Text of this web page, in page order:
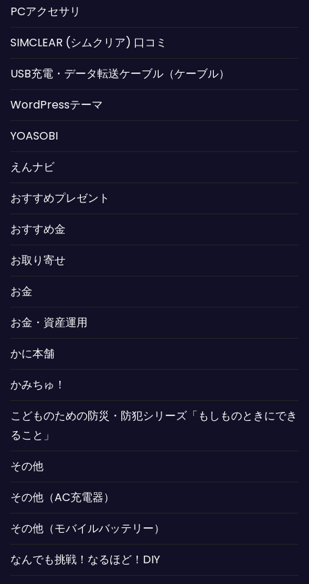
PCアクセサリ
SIMCLEAR (シムクリア) 口コミ
USB充電・データ転送ケーブル（ケーブル）
WordPressテーマ
YOASOBI
えんナビ
おすすめプレゼント
おすすめ金
お取り寄せ
お金
お金・資産運用
かに本舗
かみちゅ！
こどものための防災・防犯シリーズ「もしものときにでき
ること」
その他
その他（AC充電器）
その他（モバイルバッテリー）
なんでも挑戦！なるほど！DIY